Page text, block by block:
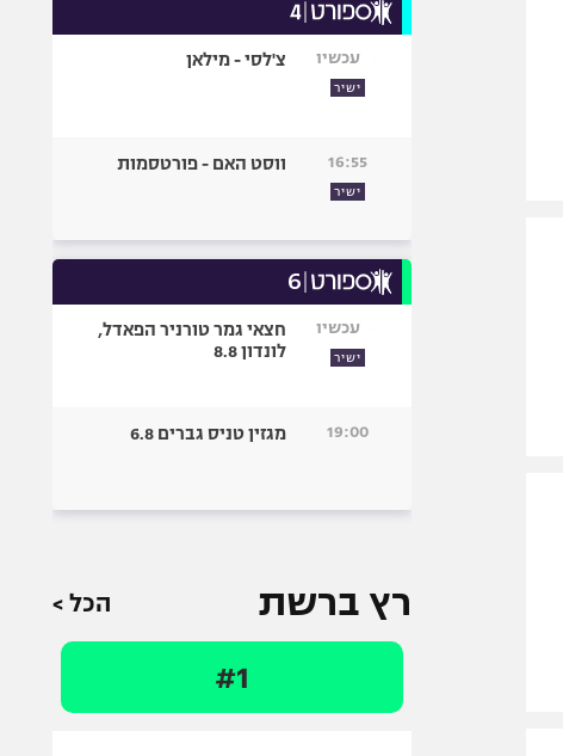
עכשיו
ישיר
צ'לסי - מילאן
16:55
ישיר
ווסט האם - פורטסמות
עכשיו
ישיר
חצאי גמר טורניר הפאדל,
לונדון 8.8
19:00 מגזין טניס גברים 6.8
רץ ברשת הכל >
#1